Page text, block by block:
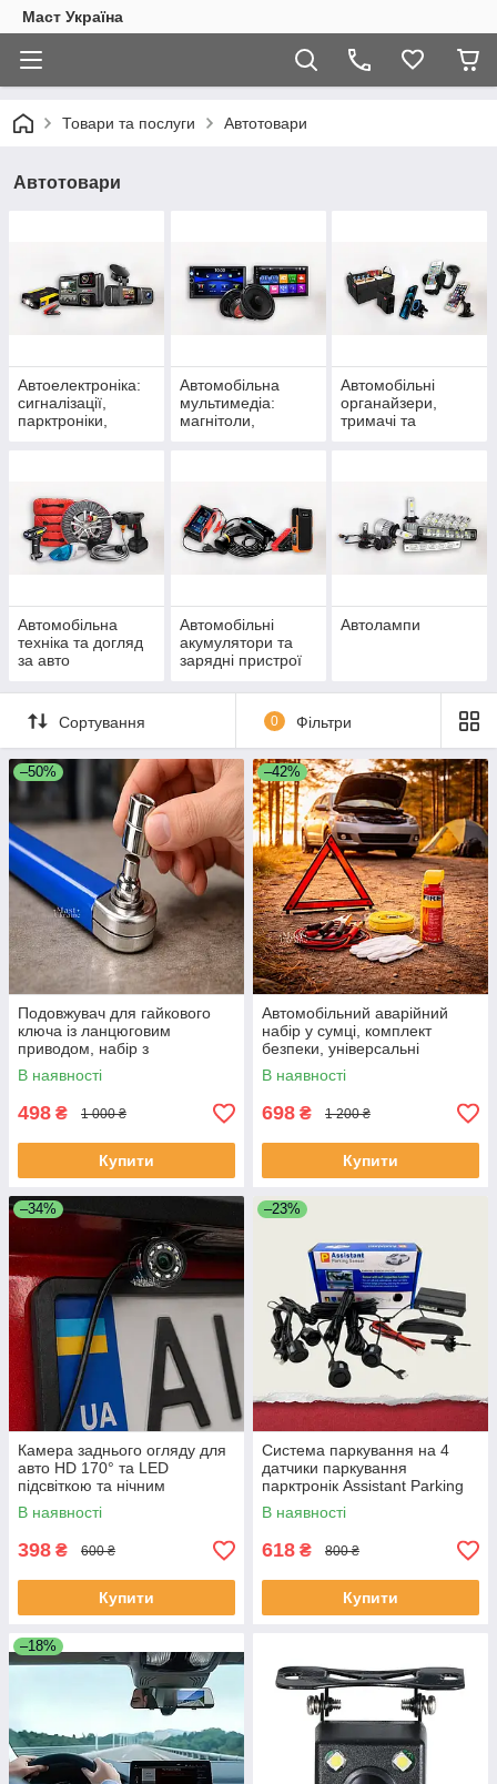
Маст Україна
Товари та послуги Автотовари
Автотовари
Автоелектроніка:
сигналізації,
парктроніки,
Автомобільна
мультимедіа:
магнітоли,
Автомобільні
органайзери,
тримачі та
Автомобільна
техніка та догляд
за авто
Автомобільні
акумулятори та
зарядні пристрої
Автолампи
Сортування 0 Фільтри
–50%
Подовжувач для гайкового
ключа із ланцюговим
приводом, набір з
адаптерами 1/4; 3/8; 1/2 та
тримачем для біт 1/4, PDH-
В наявності
498 ₴ 1 000 ₴
Купити
–42%
Автомобільний аварійний
набір у сумці, комплект
безпеки, універсальні
дорожні аксесуари для
екстрених ситуацій,XL-1543
В наявності
698 ₴ 1 200 ₴
Купити
–34%
Камера заднього огляду для
авто HD 170° та LED
підсвіткою та нічним
баченням, з кабелями
підключення, CZV-008-Black
В наявності
398 ₴ 600 ₴
Купити
–23%
Система паркування на 4
датчики паркування
парктронік Assistant Parking
Sensor Black -ART-0326.
В наявності
618 ₴ 800 ₴
Купити
–18%